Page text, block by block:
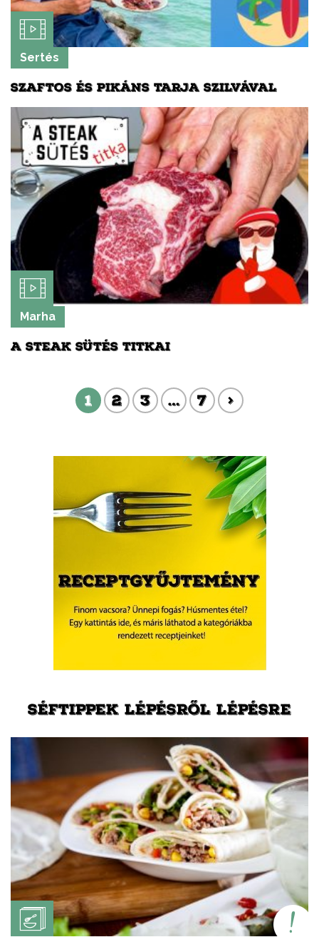
Sertés
SZAFTOS ÉS PIKÁNS TARJA SZILVÁVAL
Marha
A STEAK SÜTÉS TITKAI
1 2 3 … 7 >
SÉFTIPPEK LÉPÉSRŐL LÉPÉSRE